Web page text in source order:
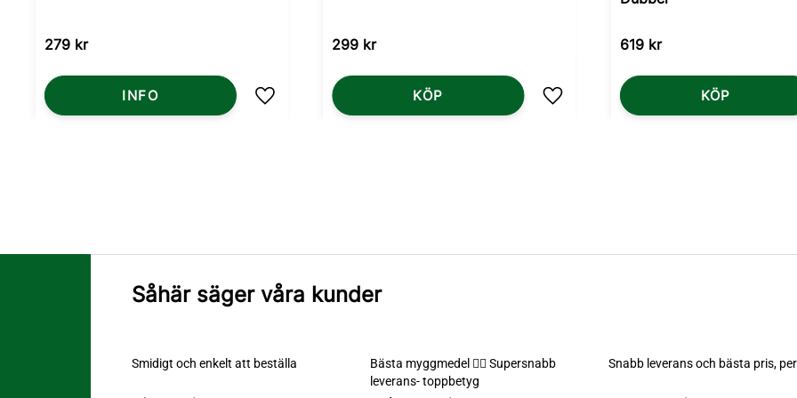
279kr
Lägg till i favoriter
INFO
299 kr
Lägg till i favoriter
KÖP
619kr
KÖP
Såhär säger våra kunder